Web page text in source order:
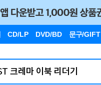
CD/LP DVD/BD 문구/GIFT